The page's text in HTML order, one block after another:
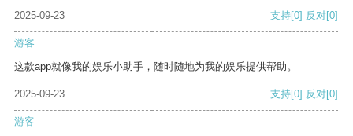
2025-09-23 支持[0] 反对[0]
游客
这款app就像我的娱乐小助手，随时随地为我的娱乐提供帮助。
2025-09-23 支持[0] 反对[0]
游客